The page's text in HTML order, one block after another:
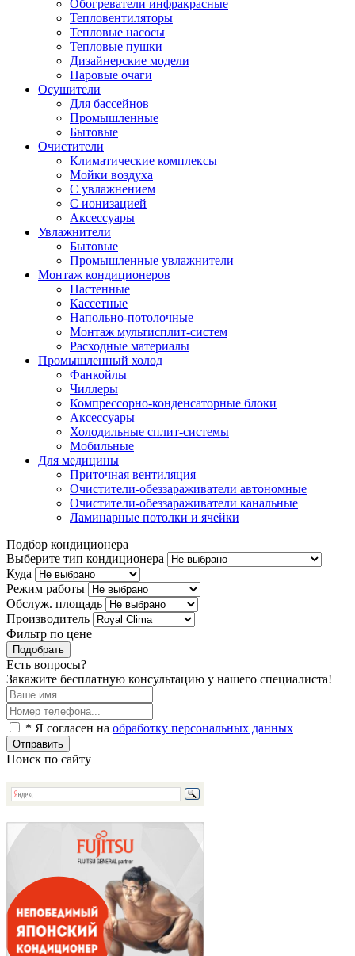
Обогреватели инфракрасные
Тепловентиляторы
Тепловые насосы
Тепловые пушки
Дизайнерские модели
Паровые очаги
Осушители
Для бассейнов
Промышленные
Бытовые
Очистители
Климатические комплексы
Мойки воздуха
С увлажнением
С ионизацией
Аксеcсуары
Увлажнители
Бытовые
Промышленные увлажнители
Монтаж кондиционеров
Настенные
Кассетные
Напольно-потолочные
Монтаж мультисплит-систем
Расходные материалы
Промышленный холод
Фанкойлы
Чиллеры
Компрессорно-конденсаторные блоки
Аксессуары
Холодильные сплит-системы
Мобильные
Для медицины
Приточная вентиляция
Очистители-обеззараживатели автономные
Очистители-обеззараживатели канальные
Ламинарные потолки и ячейки
Подбор кондиционера
Выберите тип кондиционера
Куда
Режим работы
Обслуж. площадь
Производитель
Фильтр по цене
Подобрать
Есть вопросы?
Закажите бесплатную консультацию у нашего специалиста!
* Я согласен на обработку персональных данных
Отправить
Поиск по сайту